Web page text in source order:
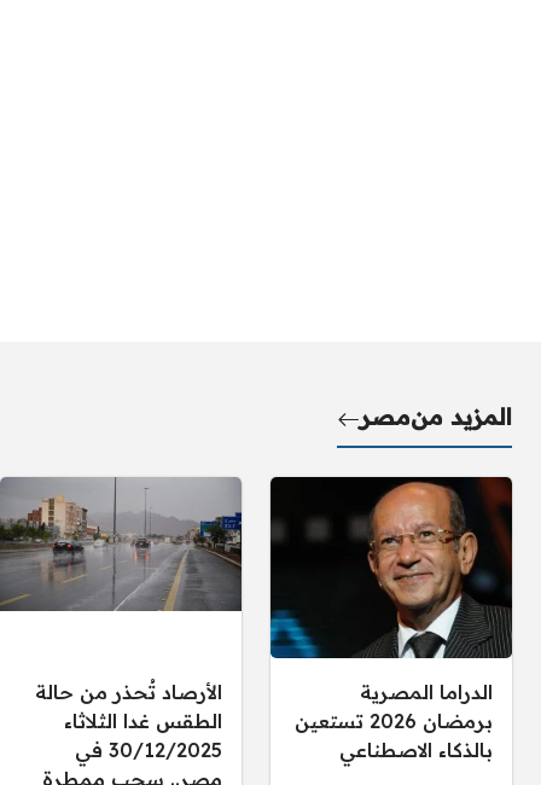
المزيد منمصر
الدراما المصرية
برمضان 2026 تستعين
بالذكاء الاصطناعي
الأرصاد تُحذر من حالة
الطقس غدا الثلاثاء
30/12/2025 في
مصر.. سحب ممطرة